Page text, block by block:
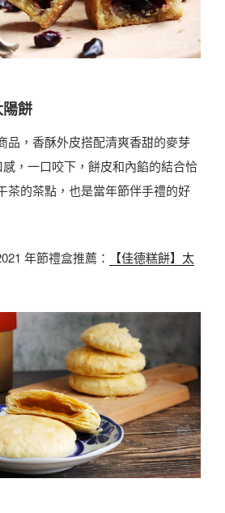
陽餅
品，香酥外皮搭配清爽香甜的麥芽
，一口咬下，餅皮和內餡的結合恰
茶的茶點，也是當年節伴手禮的好
年節禮盒推薦：
【佳德糕餅】太